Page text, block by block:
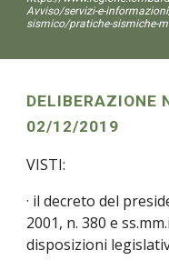
Avviso/servizi-e-
sismico/pratiche-sismiche-
DELIBERAZIONE
02/12/2019
VISTI:
· il decreto del
2001, n. 380 e
disposizioni